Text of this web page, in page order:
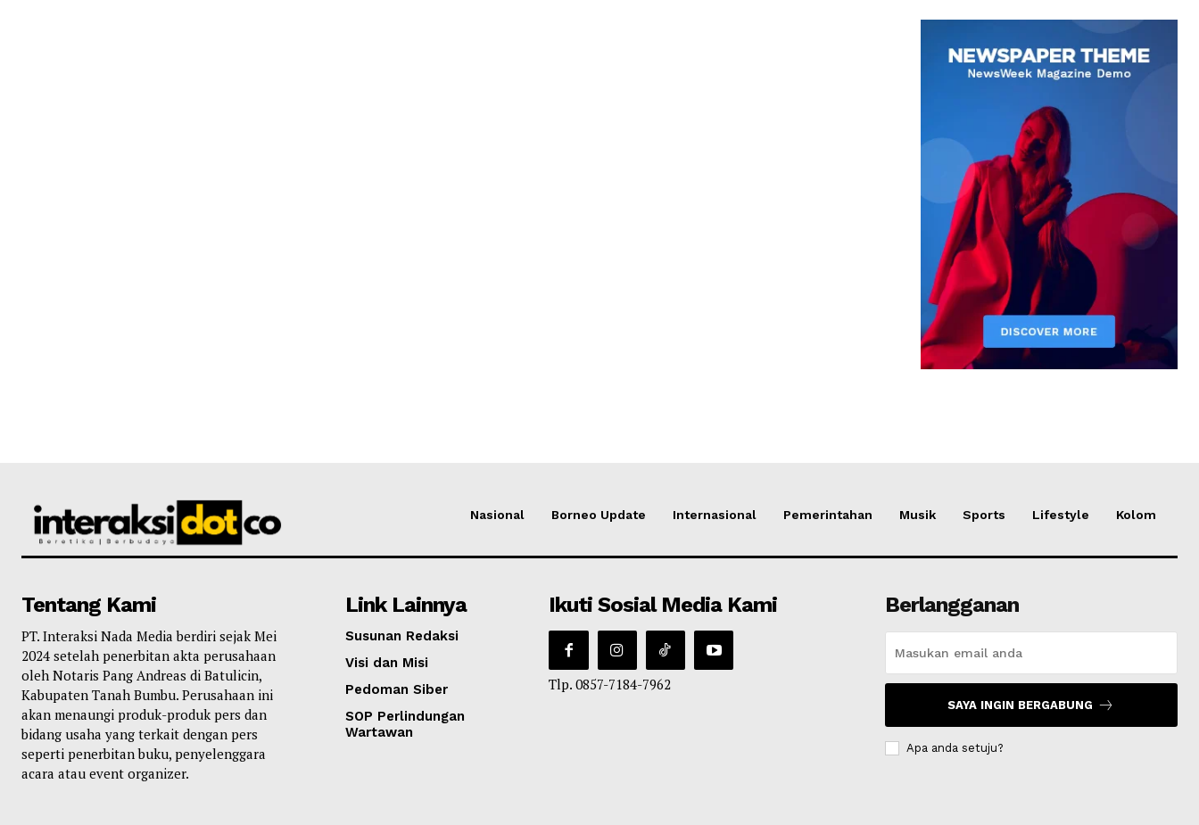
Nasional Borneo Update Internasional Pemerintahan Musik Sports Lifestyle Kolom
Tentang Kami
PT. Interaksi Nada Media berdiri sejak Mei
2024 setelah penerbitan akta perusahaan
oleh Notaris Pang Andreas di Batulicin,
Kabupaten Tanah Bumbu. Perusahaan ini
akan menaungi produk-produk pers dan
bidang usaha yang terkait dengan pers
seperti penerbitan buku, penyelenggara
acara atau event organizer.
Link Lainnya
Susunan Redaksi
Visi dan Misi
Pedoman Siber
SOP Perlindungan
Wartawan
Ikuti Sosial Media Kami
Tlp. 0857-7184-7962
Berlangganan
SAYA INGIN BERGABUNG
Apa anda setuju?